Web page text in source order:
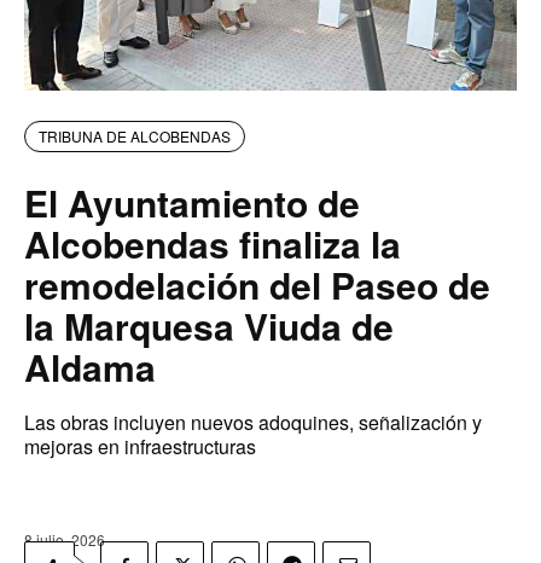
TRIBUNA DE ALCOBENDAS
El Ayuntamiento de
Alcobendas finaliza la
remodelación del Paseo de
la Marquesa Viuda de
Aldama
Las obras incluyen nuevos adoquines, señalización y
mejoras en infraestructuras
8 julio, 2026